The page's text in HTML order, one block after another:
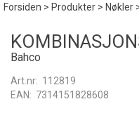
Forsiden>Produkter>Nøkler
Bahco
Art.nr: 112819
EAN: 7314151828608